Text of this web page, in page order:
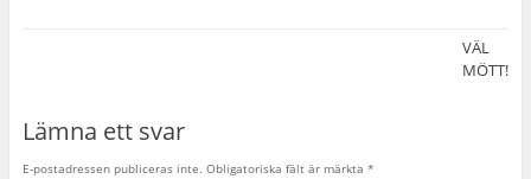
VÄL
MÖTT!
Lämna ett svar
E-postadressen publiceras inte. Obligatoriska fält är märkta *